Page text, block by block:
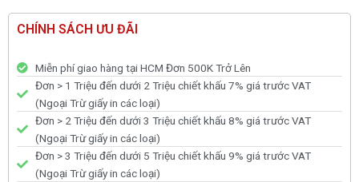
CHÍNH SÁCH ƯU ĐÃI
Miễn phí giao hàng tại HCM Đơn 500K Trở Lên
Đơn > 1 Triệu đến dưới 2 Triệu chiết khấu 7% giá trước VAT
(Ngoại Trừ giấy in các loại)
Đơn > 2 Triệu đến dưới 3 Triệu chiết khấu 8% giá trước VAT
(Ngoại Trừ giấy in các loại)
Đơn > 3 Triệu đến dưới 5 Triệu chiết khấu 9% giá trước VAT
(Ngoại Trừ giấy in các loại)